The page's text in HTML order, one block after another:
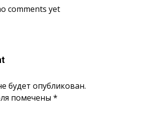
comments yet
будет опубликован.
помечены *